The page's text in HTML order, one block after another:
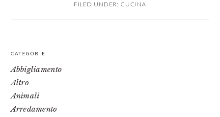
FILED UNDER: CUCINA
PRIMARY
SIDEBAR
CATEGORIE
Abbigliamento
Altro
Animali
Arredamento